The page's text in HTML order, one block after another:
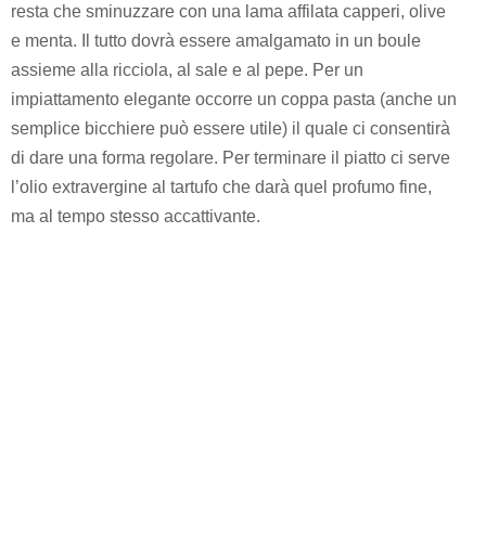
resta che sminuzzare con una lama affilata capperi, olive
e menta. Il tutto dovrà essere amalgamato in un boule
assieme alla ricciola, al sale e al pepe. Per un
impiattamento elegante occorre un coppa pasta (anche un
semplice bicchiere può essere utile) il quale ci consentirà
di dare una forma regolare. Per terminare il piatto ci serve
l’olio extravergine al tartufo che darà quel profumo fine,
ma al tempo stesso accattivante.